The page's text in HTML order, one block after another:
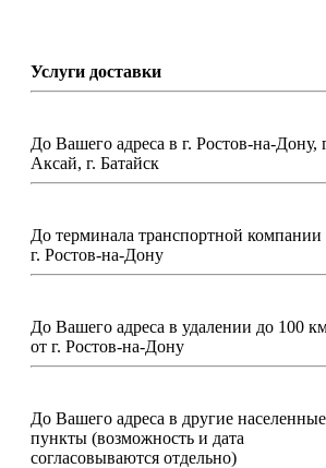
Услуги доставки
До Вашего адреса в г. Ростов-на-Дону,
Аксай, г. Батайск
До терминала транспортной компании
г. Ростов-на-Дону
До Вашего адреса в удалении до 100
от г. Ростов-на-Дону
До Вашего адреса в другие населенные
пункты (возможность и дата
согласовываются отдельно)